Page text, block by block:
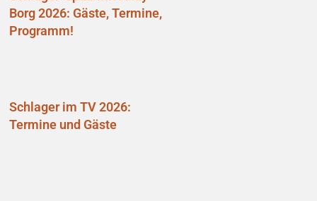
Borg 2026: Gäste, Termine,
Programm!
Schlager im TV 2026:
Termine und Gäste